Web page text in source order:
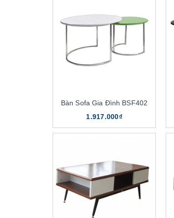
Bàn Sofa Gia Đình BSF402
1.917.000₫